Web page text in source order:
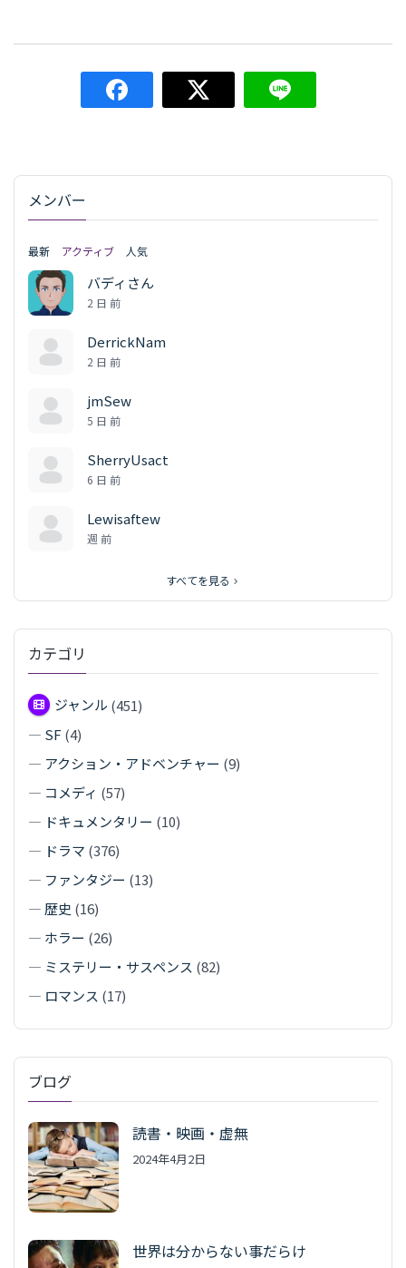
メンバー
最新 アクティブ 人気
バディさん
2 日 前
DerrickNam
2 日 前
jmSew
5 日 前
SherryUsact
6 日 前
Lewisaftew
週 前
すべてを見る
カテゴリ
ジャンル (451)
— SF (4)
— アクション・アドベンチャー (9)
— コメディ (57)
— ドキュメンタリー (10)
— ドラマ (376)
— ファンタジー (13)
—歴史 (16)
— ホラー (26)
— ミステリー・サスペンス (82)
— ロマンス (17)
ブログ
読書・映画・虚無
2024年4月2日
世界は分からない事だらけ